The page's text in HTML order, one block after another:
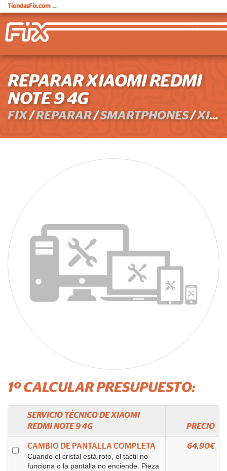
TiendasFix.com →
REPARAR XIAOMI REDMI
NOTE 9 4G
FIX/REPARAR/SMARTPHONES/XIAOMI
1º CALCULAR PRESUPUESTO:
SERVICIO TÉCNICO DEXIAOMI
REDMI NOTE 9 4G
PRECIO
CAMBIO DE PANTALLA COMPLETA
Cuando el cristal está roto, el táctil no
funciona o la pantalla no enciende. Pieza
64.90€